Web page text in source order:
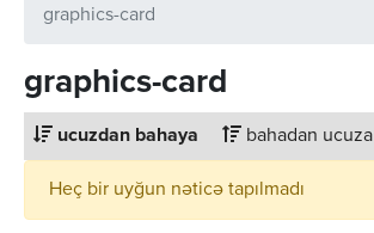
graphics-card
graphics-card
ucuzdan bahaya bahadan ucuza
Heç bir uyğun nəticə tapılmadı